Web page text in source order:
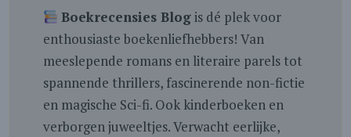
Boekrecensies Blogis dé plek voor
enthousiaste boekenliefhebbers! Van
meeslepende romans en literaire parels tot
spannende thrillers, fascinerende non-fictie
en magische Sci-fi. Ook kinderboeken en
verborgen juweeltjes. Verwacht eerlijke,